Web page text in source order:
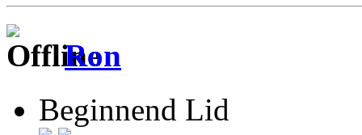
Ron
Beginnend Lid